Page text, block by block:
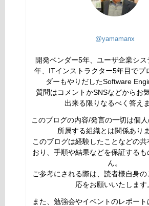
@yamamanx
開発ベンダー5年、ユーザ企業シ
年、ITインストラクター5年目でプ
ダーもやりだしたSoftware
質問はコメントかSNSなどからお
出来る限りなるべく答えま
このブログの内容/発言の一切は個人
所属する組織とは関係ありま
このブログは経験したことなどの
おり、手順や結果などを保証する
ん。
ご参考にされる際は、読者様自身
応をお願いいたします
また、勉強会やイベントのレポー